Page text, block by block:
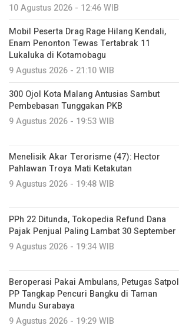
10 Agustus 2026 - 12:46 WIB
Mobil Peserta Drag Rage Hilang Kendali,
Enam Penonton Tewas Tertabrak 11
Lukaluka di Kotamobagu
9 Agustus 2026 - 21:10 WIB
300 Ojol Kota Malang Antusias Sambut
Pembebasan Tunggakan PKB
9 Agustus 2026 - 19:53 WIB
Menelisik Akar Terorisme (47): Hector
Pahlawan Troya Mati Ketakutan
9 Agustus 2026 - 19:48 WIB
PPh 22 Ditunda, Tokopedia Refund Dana
Pajak Penjual Paling Lambat 30 September
9 Agustus 2026 - 19:34 WIB
Beroperasi Pakai Ambulans, Petugas Satpol
PP Tangkap Pencuri Bangku di Taman
Mundu Surabaya
9 Agustus 2026 - 19:29 WIB